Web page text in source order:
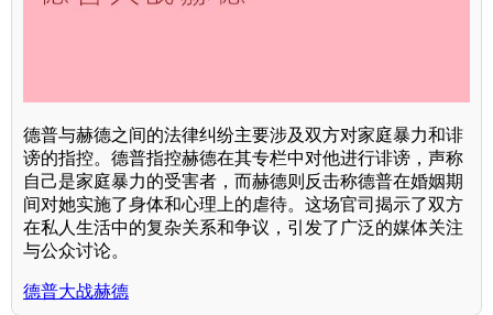
德普与赫德之间的法律纠纷主要涉及双方对家庭暴力和诽
谤的指控。德普指控赫德在其专栏中对他进行诽谤，声称
自己是家庭暴力的受害者，而赫德则反击称德普在婚姻期
间对她实施了身体和心理上的虐待。这场官司揭示了双方
在私人生活中的复杂关系和争议，引发了广泛的媒体关注
与公众讨论。
德普大战赫德